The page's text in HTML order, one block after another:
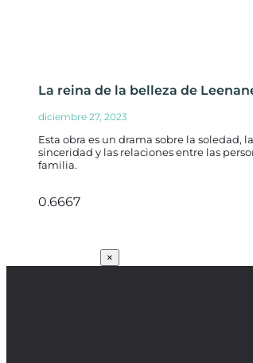
La reina de la belleza de
diciembre 27, 2023
Esta obra es un drama sobre la soledad, la
sinceridad y las relaciones entre las
familia.
×